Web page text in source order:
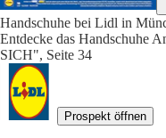
Handschuhe bei Lidl in
Entdecke das Handschuhe
SICH", Seite 34
Prospekt öffnen